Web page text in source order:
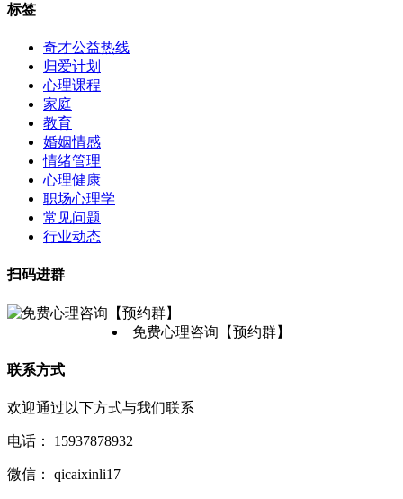
标签
奇才公益热线
归爱计划
心理课程
家庭
教育
婚姻情感
情绪管理
心理健康
职场心理学
常见问题
行业动态
扫码进群
免费心理咨询【预约群】
联系方式
欢迎通过以下方式与我们联系
电话： 15937878932
微信： qicaixinli17